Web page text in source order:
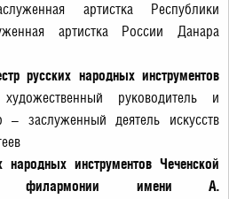
артистка Республики
артистка России Данара
русских народных инструментов
художественный руководитель и
– заслуженный деятель искусств
народных инструментов Чеченской
филармонии имени А.